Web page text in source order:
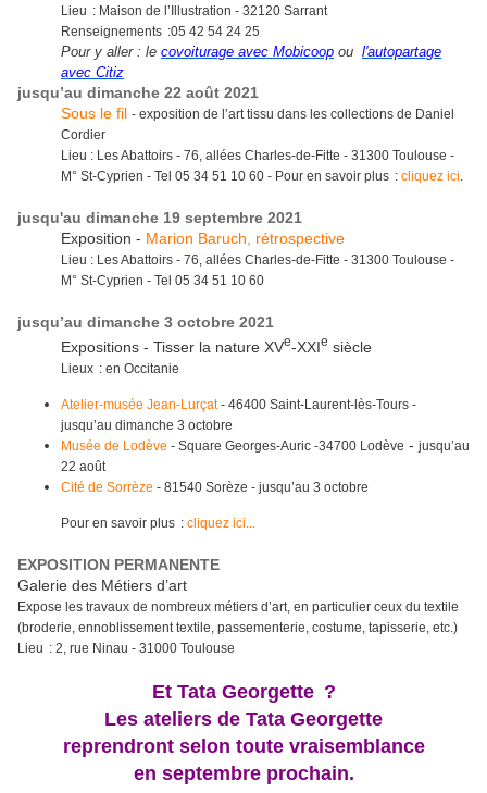
Lieu : Maison de l’Illustration - 32120 Sarrant
Renseignements :05 42 54 24 25
Pour y aller : le covoiturage avec Mobicoop ou l'autopartage
avec Citiz
jusqu’au dimanche 22 août 2021
Sous le fil - exposition de l’art tissu dans les collections de Daniel
Cordier
Lieu : Les Abattoirs - 76, allées Charles-de-Fitte - 31300 Toulouse -
M° St-Cyprien - Tel 05 34 51 10 60 - Pour en savoir plus : cliquez ici.
jusqu'au dimanche 19 septembre 2021
Exposition - Marion Baruch, rétrospective
Lieu : Les Abattoirs - 76, allées Charles-de-Fitte - 31300 Toulouse -
M° St-Cyprien - Tel 05 34 51 10 60
jusqu’au dimanche 3 octobre 2021
Expositions - Tisser la nature XVe-XXIe siècle
Lieux : en Occitanie
Atelier-musée Jean-Lurçat- 46400 Saint-Laurent-lès-Tours -
jusqu’au dimanche 3 octobre
Musée de Lodève - Square Georges-Auric -34700 Lodève - jusqu’au
22 août
Cité de Sorrèze - 81540 Sorèze - jusqu’au 3 octobre
Pour en savoir plus : cliquez ici...
EXPOSITION PERMANENTE
Galerie des Métiers d’art
Expose les travaux de nombreux métiers d’art, en particulier ceux du textile
(broderie, ennoblissement textile, passementerie, costume, tapisserie, etc.)
Lieu : 2, rue Ninau - 31000 Toulouse
Et Tata Georgette ?
Les ateliers de Tata Georgette
reprendront selon toute vraisemblance
en septembre prochain.